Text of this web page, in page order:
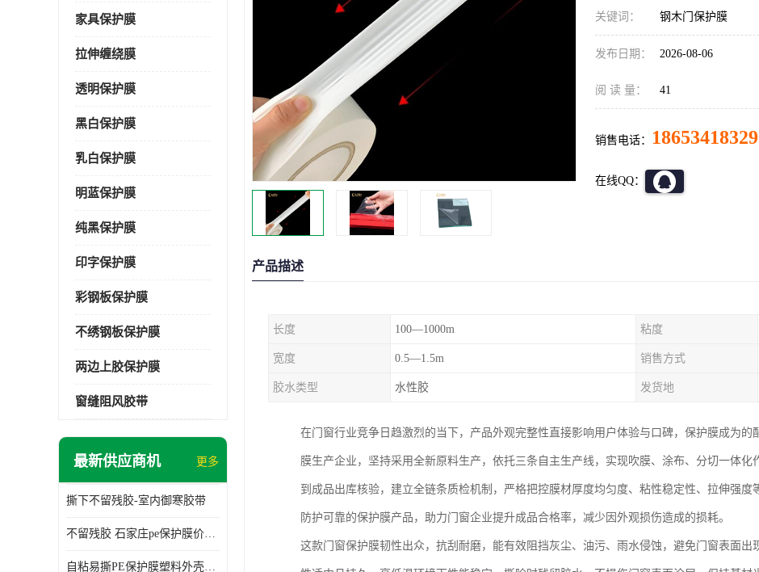
家具保护膜
拉伸缠绕膜
透明保护膜
黑白保护膜
乳白保护膜
明蓝保护膜
纯黑保护膜
印字保护膜
彩钢板保护膜
不绣钢板保护膜
两边上胶保护膜
窗缝阻风胶带
最新供应商机 更多
撕下不留残胶-室内御寒胶带
不留残胶 石家庄pe保护膜价格 塑料薄膜
自粘易撕PE保护膜塑料外壳导光板亚克力板膜操作方便
关键词： 钢木门保护膜
发布日期： 2026-08-06
阅 读 量： 41
销售电话： 18653418329
在线QQ：
产品描述
长度 100—1000m 粘度
宽度 0.5—1.5m 销售方式
胶水类型 水性胶 发货地
在门窗行业竞争日趋激烈的当下，产品外观完整性直接影响用户体验与口碑，保护膜成为的
膜生产企业，坚持采用全新原料生产，依托三条自主生产线，实现吹膜、涂布、分切一体
到成品出库核验，建立全链条质检机制，严格把控膜材厚度均匀度、粘性稳定性、拉伸强度
防护可靠的保护膜产品，助力门窗企业提升成品合格率，减少因外观损伤造成的损耗。
这款门窗保护膜韧性出众，抗刮耐磨，能有效阻挡灰尘、油污、雨水侵蚀，避免门窗表面